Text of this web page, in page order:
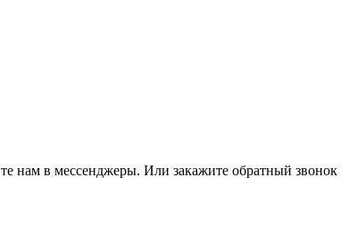
нам в мессенджеры. Или закажите обратный